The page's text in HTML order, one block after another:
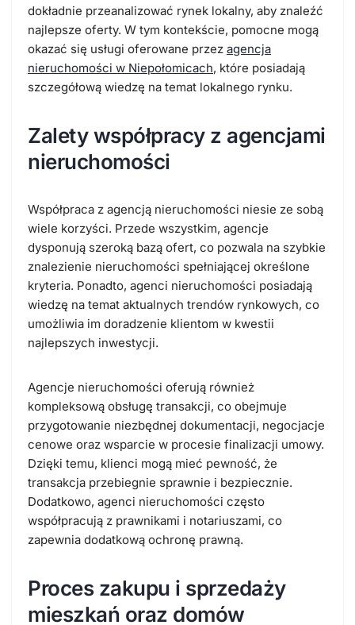
dokładnie przeanalizować rynek lokalny, aby znaleźć
najlepsze oferty. W tym kontekście, pomocne mogą
okazać się usługi oferowane przez agencja
nieruchomości w Niepołomicach, które posiadają
szczegółową wiedzę na temat lokalnego rynku.
Zalety współpracy z agencjami
nieruchomości
Współpraca z agencją nieruchomości niesie ze sobą
wiele korzyści. Przede wszystkim, agencje
dysponują szeroką bazą ofert, co pozwala na szybkie
znalezienie nieruchomości spełniającej określone
kryteria. Ponadto, agenci nieruchomości posiadają
wiedzę na temat aktualnych trendów rynkowych, co
umożliwia im doradzenie klientom w kwestii
najlepszych inwestycji.
Agencje nieruchomości oferują również
kompleksową obsługę transakcji, co obejmuje
przygotowanie niezbędnej dokumentacji, negocjacje
cenowe oraz wsparcie w procesie finalizacji umowy.
Dzięki temu, klienci mogą mieć pewność, że
transakcja przebiegnie sprawnie i bezpiecznie.
Dodatkowo, agenci nieruchomości często
współpracują z prawnikami i notariuszami, co
zapewnia dodatkową ochronę prawną.
Proces zakupu i sprzedaży
mieszkań oraz domów